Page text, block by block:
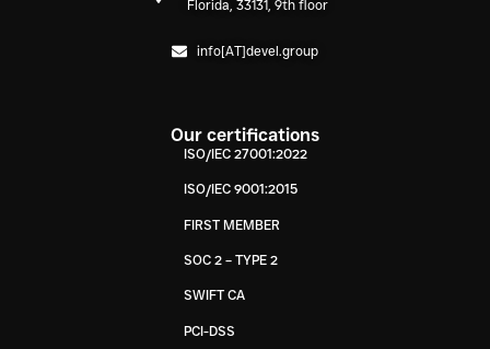
Florida, 33131, 9th floor
info[AT]devel.group
Our certifications
ISO/IEC 27001:2022
ISO/IEC 9001:2015
FIRST MEMBER
SOC 2 – TYPE 2
SWIFT CA
PCI-DSS